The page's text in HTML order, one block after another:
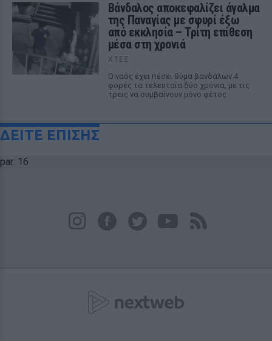
Βάνδαλος αποκεφαλίζει άγαλμα
της Παναγίας με σφυρί έξω
από εκκλησία – Τρίτη επίθεση
μέσα στη χρονιά
ΧΤΕΣ
Ο ναός έχει πέσει θύμα βανδάλων 4
φορές τα τελευταία δύο χρόνια, με τις
τρεις να συμβαίνουν μόνο φέτος
ΔΕΙΤΕ ΕΠΙΣΗΣ
par: 16